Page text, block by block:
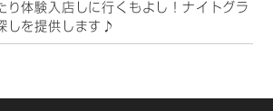
り体験入店しに行くもよし！ナイトグラ
しを提供します♪